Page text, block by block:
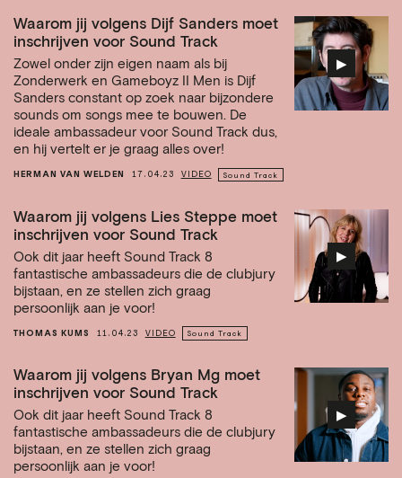
▶︎
Waarom jij volgens Dijf Sanders moet
inschrijven voor Sound Track
Zowel onder zijn eigen naam als bij
Zonderwerk en Gameboyz II Men is Dijf
Sanders constant op zoek naar bijzondere
sounds om songs mee te bouwen. De
ideale ambassadeur voor Sound Track dus,
en hij vertelt er je graag alles over!
HERMAN VAN WELDEN 17.04.23 VIDEO Sound Track
▶︎
Waarom jij volgens Lies Steppe moet
inschrijven voor Sound Track
Ook dit jaar heeft Sound Track 8
fantastische ambassadeurs die de clubjury
bijstaan, en ze stellen zich graag
persoonlijk aan je voor!
THOMAS KUMS 11.04.23 VIDEO Sound Track
▶︎
Waarom jij volgens Bryan Mg moet
inschrijven voor Sound Track
Ook dit jaar heeft Sound Track 8
fantastische ambassadeurs die de clubjury
bijstaan, en ze stellen zich graag
persoonlijk aan je voor!